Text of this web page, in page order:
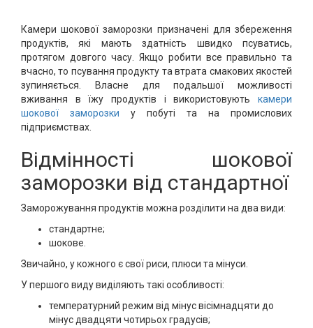
Камери шокової заморозки призначені для збереження
продуктів, які мають здатність швидко псуватись,
протягом довгого часу. Якщо робити все правильно та
вчасно, то псування продукту та втрата смакових якостей
зупиняється. Власне для подальшої можливості
вживання в їжу продуктів і використовують камери
шокової заморозки у побуті та на промислових
підприємствах.
Відмінності шокової
заморозки від стандартної
Заморожування продуктів можна розділити на два види:
стандартне;
шокове.
Звичайно, у кожного є свої риси, плюси та мінуси.
У першого виду виділяють такі особливості:
температурний режим від мінус вісімнадцяти до
мінус двадцяти чотирьох градусів;